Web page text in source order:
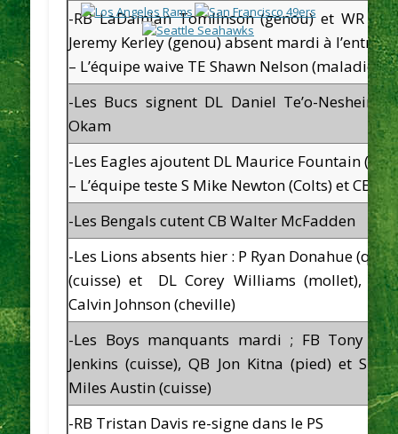
-RB LaDainian Tomlinson (genou) et WR
Jeremy Kerley (genou) absent mardi à
– L’équipe waive TE Shawn Nelson (maladie)
-Les Bucs signent DL Daniel Te’o-Nesheim
Okam
-Les Eagles ajoutent DL Maurice Fountain
– L’équipe teste S Mike Newton (Colts) et CB
-Les Bengals cutent CB Walter McFadden
-Les Lions absents hier : P Ryan Donahue
(cuisse) et DL Corey Williams (mollet), RB
Calvin Johnson (cheville)
-Les Boys manquants mardi ; FB Tony
Jenkins (cuisse), QB Jon Kitna (pied) et S
Miles Austin (cuisse)
-RB Tristan Davis re-signe dans le PS